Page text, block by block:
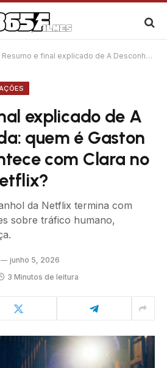
Resumo e final explicado de A Desconhecida: quem é Gaston e o que acontece com Clara no thriller da Netflix?
explicado de A
quem é Gaston
com Clara no
da Netflix termina com
sobre tráfico humano,
junho 5, 2026
3 Minutos de leitura